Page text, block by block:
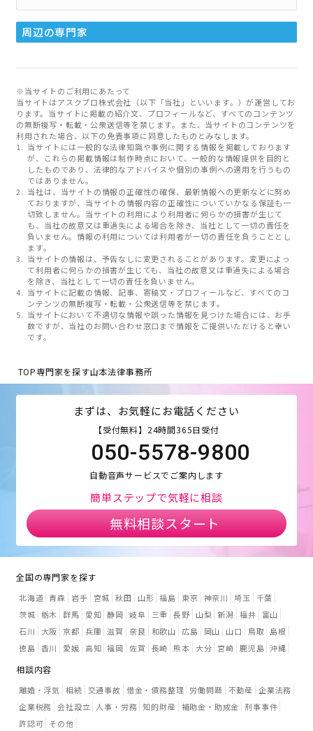
周辺の専門家
※当サイトのご利用にあたって
当サイトはアスクプロ株式会社（以下「当社」といいます。）が運営してお
ります。当サイトに掲載の紹介文、プロフィールなど、すべてのコンテンツ
の無断複写・転載・公衆送信等を禁じます。また、当サイトのコンテンツを
利用された場合、以下の免責事項に同意したものとみなします。
当サイトには一般的な法律知識や事例に関する情報を掲載しております
が、これらの掲載情報は制作時点において、一般的な情報提供を目的と
したものであり、法律的なアドバイスや個別の事例への適用を行うもの
ではありません。
当社は、当サイトの情報の正確性の確保、最新情報への更新などに努め
ておりますが、当サイトの情報内容の正確性についていかなる保証も一
切致しません。当サイトの利用により利用者に何らかの損害が生じて
も、当社の故意又は重過失による場合を除き、当社として一切の責任を
負いません。情報の利用については利用者が一切の責任を負うこととし
ます。
当サイトの情報は、予告なしに変更されることがあります。変更によっ
て利用者に何らかの損害が生じても、当社の故意又は重過失による場合
を除き、当社として一切の責任を負いません。
当サイトに記載の情報、記事、寄稿文・プロフィールなど、すべてのコ
ンテンツの無断複写・転載・公衆送信等を禁じます。
当サイトにおいて不適切な情報や誤った情報を見つけた場合には、お手
数ですが、当社のお問い合わせ窓口まで情報をご提供いただけると幸い
です。
TOP専門家を探す山本法律事務所
まずは、お気軽にお電話ください
【受付無料】24時間365日受付
050-5578-9800
自動音声サービスでご案内します
簡単ステップで気軽に相談
無料相談スタート
全国の専門家を探す
北海道 青森 岩手 宮城 秋田 山形 福島 東京 神奈川 埼玉
千葉
茨城 栃木 群馬 愛知 静岡 岐阜 三重 長野 山梨 新潟 福井
富山
石川
大阪 京都 兵庫 滋賀 奈良 和歌山 広島 岡山 山口 鳥取
島根
徳島 香川 愛媛 高知 福岡 佐賀 長崎 熊本 大分 宮崎 鹿児島 沖縄
相談内容
離婚・浮気 相続 交通事故 借金・債務整理 労働問題 不動産 企業法務
企業税務 会社設立 人事・労務 知的財産 補助金・助成金 刑事事件
許認可 その他